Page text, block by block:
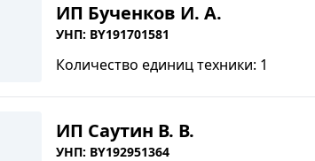
ИП Бученков И. А.
УНП: BY191701581
Количество единиц техники: 1
ИП Саутин В. В.
УНП: BY192951364